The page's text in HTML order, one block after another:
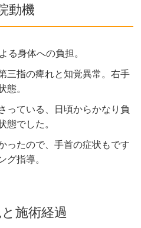
動機
る身体への負担。
三指の痺れと知覚異常。右手
態。
っている、日頃からかなり負
態でした。
ったので、手首の症状もです
グ指導。
施術経過